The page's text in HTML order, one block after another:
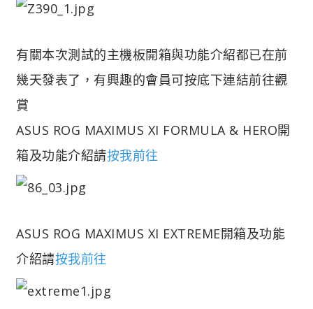
有關本次測試的主機板開箱與功能介紹都已在前
幾天發表了，有興趣的會員可按底下連結前往觀
賞
ASUS ROG MAXIMUS XI FORMULA & HERO開
箱及功能介紹請按我前往
ASUS ROG MAXIMUS XI EXTREME開箱及功能
介紹請按我前往